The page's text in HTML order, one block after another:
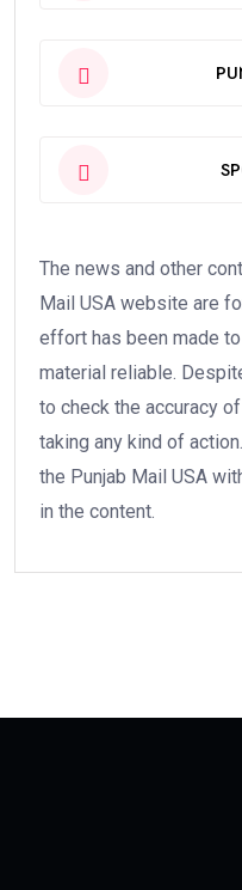
The news and other
Mail USA website are
effort has been made
material reliable.
to check the accuracy
taking any kind of
the Punjab Mail USA
in the content.